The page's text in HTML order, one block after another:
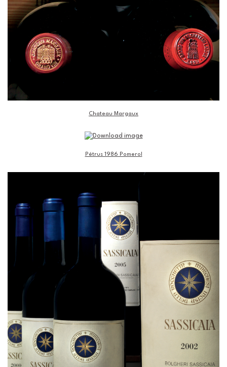
Chateau Margaux
Pétrus 1986 Pomerol